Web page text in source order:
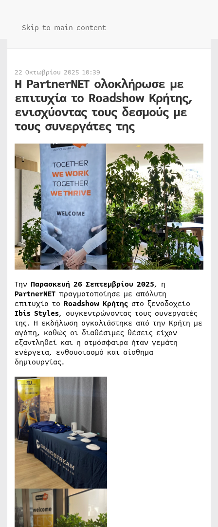
Skip to main content
22 Οκτωβρίου 2025 10:39
Η PartnerNET ολοκλήρωσε με
επιτυχία το Roadshow Κρήτης,
ενισχύοντας τους δεσμούς με
τους συνεργάτες της
Την Παρασκευή 26 Σεπτεμβρίου 2025, η
PartnerNET πραγματοποίησε με απόλυτη
επιτυχία το Roadshow Κρήτης στο ξενοδοχείο
Ibis Styles, συγκεντρώνοντας τους συνεργατές
της. Η εκδήλωση αγκαλιάστηκε από την Κρήτη με
αγάπη, καθώς οι διαθέσιμες θέσεις είχαν
εξαντληθεί και η ατμόσφαιρα ήταν γεμάτη
ενέργεια, ενθουσιασμό και αίσθημα
δημιουργίας.